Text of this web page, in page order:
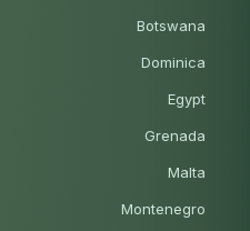
Botswana
Dominica
Egypt
Grenada
Malta
Montenegro